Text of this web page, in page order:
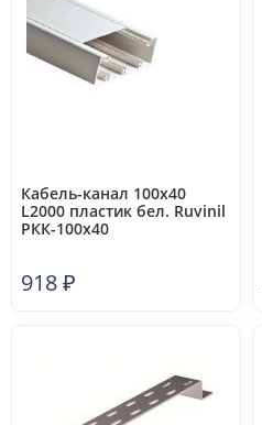
Кабель-канал 100х40
L2000 пластик бел. Ruvinil
РКК-100х40
918₽